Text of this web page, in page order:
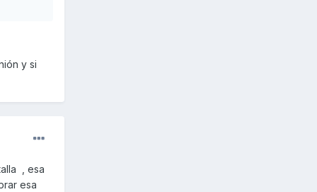
y si
, esa
esa